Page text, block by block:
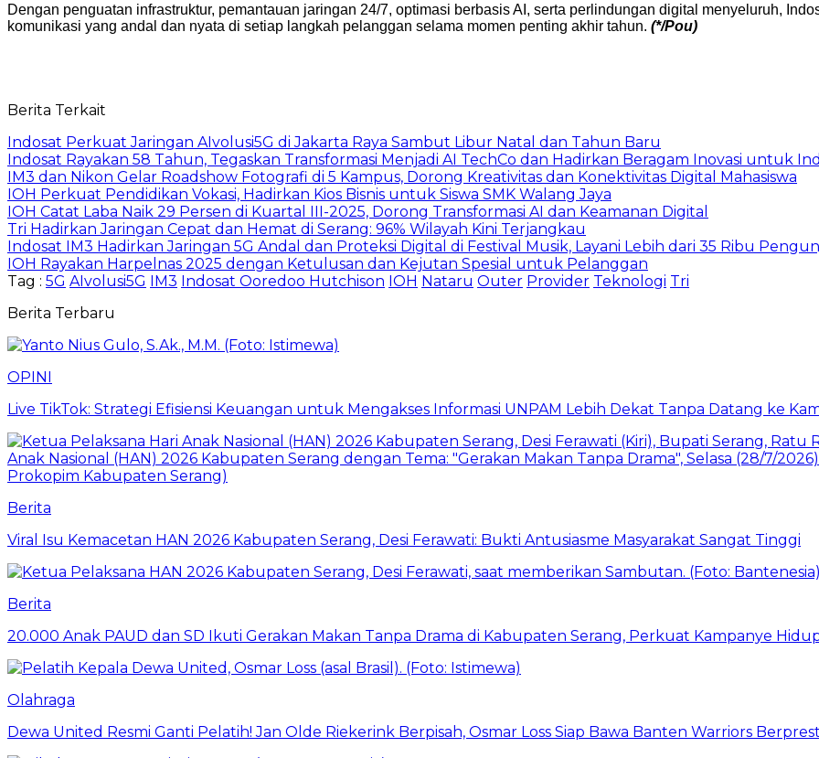
Dengan penguatan infrastruktur, pemantauan jaringan 24/7, optimasi berbasis AI, serta perlindungan digital menyeluruh,
komunikasi yang andal dan nyata di setiap langkah pelanggan selama momen penting akhir tahun. (*/Pou)
Berita Terkait
Indosat Perkuat Jaringan AIvolusi5G di Jakarta Raya Sambut Libur Natal dan Tahun Baru
Indosat Rayakan 58 Tahun, Tegaskan Transformasi Menjadi AI TechCo dan Hadirkan Beragam Inovasi untuk
IM3 dan Nikon Gelar Roadshow Fotografi di 5 Kampus, Dorong Kreativitas dan Konektivitas Digital Mahasiswa
IOH Perkuat Pendidikan Vokasi, Hadirkan Kios Bisnis untuk Siswa SMK Walang Jaya
IOH Catat Laba Naik 29 Persen di Kuartal III-2025, Dorong Transformasi AI dan Keamanan Digital
Tri Hadirkan Jaringan Cepat dan Hemat di Serang: 96% Wilayah Kini Terjangkau
Indosat IM3 Hadirkan Jaringan 5G Andal dan Proteksi Digital di Festival Musik, Layani Lebih dari 35 Ribu
IOH Rayakan Harpelnas 2025 dengan Ketulusan dan Kejutan Spesial untuk Pelanggan
Tag : 5G AIvolusi5G IM3 Indosat Ooredoo Hutchison IOH Nataru Outer Provider Teknologi Tri
Berita Terbaru
OPINI
Live TikTok: Strategi Efisiensi Keuangan untuk Mengakses Informasi UNPAM Lebih Dekat Tanpa Datang ke
Berita
Viral Isu Kemacetan HAN 2026 Kabupaten Serang, Desi Ferawati: Bukti Antusiasme Masyarakat Sangat Tinggi
Berita
20.000 Anak PAUD dan SD Ikuti Gerakan Makan Tanpa Drama di Kabupaten Serang, Perkuat Kampanye
Olahraga
Dewa United Resmi Ganti Pelatih! Jan Olde Riekerink Berpisah, Osmar Loss Siap Bawa Banten Warriors